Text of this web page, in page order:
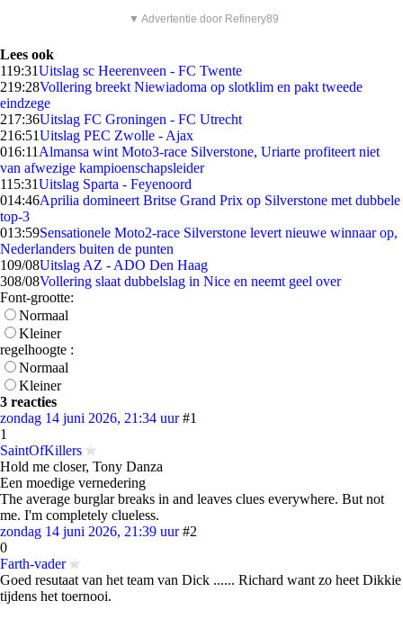
▼ Advertentie door Refinery89
Lees ook
119:31Uitslag sc Heerenveen - FC Twente
219:28Vollering breekt Niewiadoma op slotklim en pakt tweede
eindzege
217:36Uitslag FC Groningen - FC Utrecht
216:51Uitslag PEC Zwolle - Ajax
016:11 Almansa wint Moto3-race Silverstone, Uriarte profiteert niet
van afwezige kampioenschapsleider
115:31Uitslag Sparta - Feyenoord
014:46Aprilia domineert Britse Grand Prix op Silverstone met dubbele
top-3
013:59Sensationele Moto2-race Silverstone levert nieuwe winnaar op,
Nederlanders buiten de punten
109/08Uitslag AZ - ADO Den Haag
308/08Vollering slaat dubbelslag in Nice en neemt geel over
Font-grootte:
Normaal
Kleiner
regelhoogte :
Normaal
Kleiner
3 reacties
zondag 14 juni 2026, 21:34 uur #1
1
SaintOfKillers
Hold me closer, Tony Danza
Een moedige vernedering
The average burglar breaks in and leaves clues everywhere. But not
me. I'm completely clueless.
zondag 14 juni 2026, 21:39 uur #2
0
Farth-vader
Goed resutaat van het team van Dick ...... Richard want zo heet Dikkie
tijdens het toernooi.